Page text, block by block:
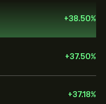
+38.50%
+37.50%
+37.18%